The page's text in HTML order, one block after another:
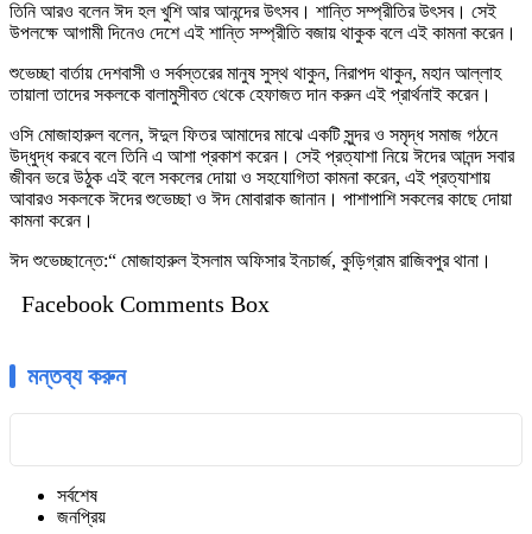
তিনি আরও বলেন ঈদ হল খুশি আর আনন্দের উৎসব। শান্তি সম্প্রীতির উৎসব। সেই
উপলক্ষে আগামী দিনেও দেশে এই শান্তি সম্প্রীতি বজায় থাকুক বলে এই কামনা করেন।
শুভেচ্ছা বার্তায় দেশবাসী ও সর্বস্তরের মানুষ সুস্থ থাকুন, নিরাপদ থাকুন, মহান আল্লাহ
তায়ালা তাদের সকলকে বালামুসীবত থেকে হেফাজত দান করুন এই প্রার্থনাই করেন।
ওসি মোজাহারুল বলেন, ঈদুল ফিতর আমাদের মাঝে একটি সুন্দর ও সমৃদ্ধ সমাজ গঠনে
উদ্ধুদ্ধ করবে বলে তিনি এ আশা প্রকাশ করেন। সেই প্রত্যাশা নিয়ে ঈদের আনন্দ সবার
জীবন ভরে উঠুক এই বলে সকলের দোয়া ও সহযোগিতা কামনা করেন, এই প্রত্যাশায়
আবারও সকলকে ঈদের শুভেচ্ছা ও ঈদ মোবারাক জানান। পাশাপাশি সকলের কাছে দোয়া
কামনা করেন।
ঈদ শুভেচ্ছান্তে:“ মোজাহারুল ইসলাম অফিসার ইনচার্জ, কুড়িগ্রাম রাজিবপুর থানা।
Facebook Comments Box
মন্তব্য করুন
সর্বশেষ
জনপ্রিয়